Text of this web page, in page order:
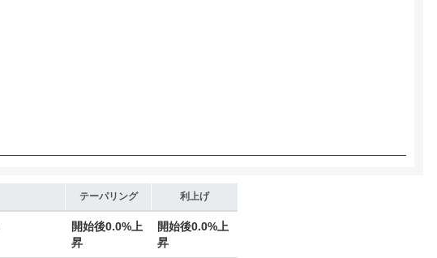
テーパリング 利上げ
開始後0.0%上
昇
開始後0.0%上
昇